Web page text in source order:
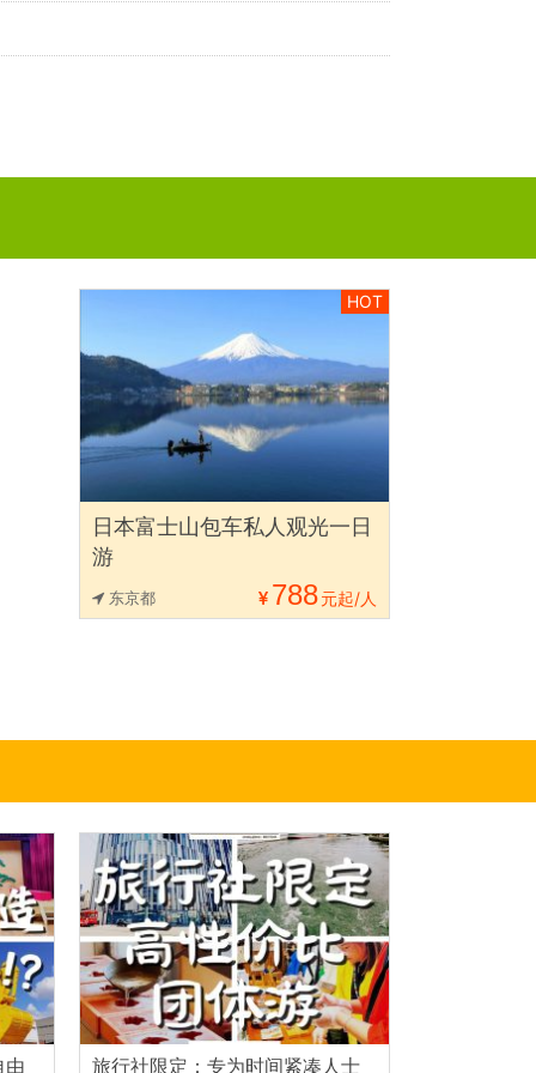
HOT
日本富士山包车私人观光一日
游
东京都 788元起/人
由 旅行社限定：专为时间紧凑人士